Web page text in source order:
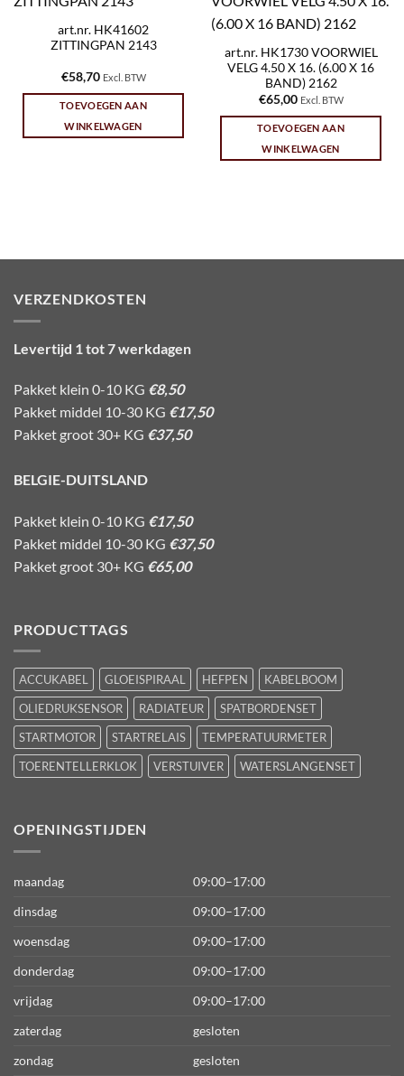
art.nr. HK41602
ZITTINGPAN 2143
€58,70 Excl. BTW
TOEVOEGEN AAN
WINKELWAGEN
art.nr. HK1730 VOORWIEL
VELG 4.50 X 16. (6.00 X 16
BAND) 2162
€65,00 Excl. BTW
TOEVOEGEN AAN
WINKELWAGEN
VERZENDKOSTEN
Levertijd 1 tot 7 werkdagen
Pakket klein 0-10 KG €8,50
Pakket middel 10-30 KG €17,50
Pakket groot 30+ KG €37,50
BELGIE-DUITSLAND
Pakket klein 0-10 KG €17,50
Pakket middel 10-30 KG €37,50
Pakket groot 30+ KG €65,00
PRODUCTTAGS
ACCUKABEL GLOEISPIRAAL HEFPEN
KABELBOOM
OLIEDRUKSENSOR
RADIATEUR
SPATBORDENSET
STARTMOTOR
STARTRELAIS
TEMPERATUURMETER
TOERENTELLERKLOK
VERSTUIVER WATERSLANGENSET
OPENINGSTIJDEN
maandag
09:00–17:00
dinsdag
09:00–17:00
woensdag
09:00–17:00
donderdag
09:00–17:00
vrijdag
09:00–17:00
zaterdag
gesloten
zondag
gesloten